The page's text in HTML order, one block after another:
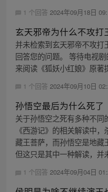
1 个回答 2024年09月18日
玄天邪帝为什么不攻打
并未检索到玄天邪帝不攻
回答您的问题。 等待电视
来阅读《狐妖小红娘》原著
1 个回答 2024年09月10日
孙悟空最后为什么死了
关于孙悟空之死有多种不
《西游记》的相关解读中
藏王菩萨，而孙悟空是地藏
但这只是其中一种解读，并
1 个回答 2024年09月04日